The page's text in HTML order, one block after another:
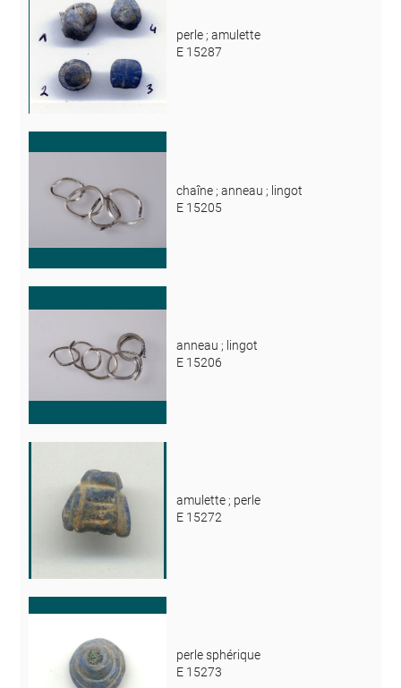
perle ; amulette
E 15287
chaîne ; anneau ; lingot
E 15205
anneau ; lingot
E 15206
amulette ; perle
E 15272
perle sphérique
E 15273